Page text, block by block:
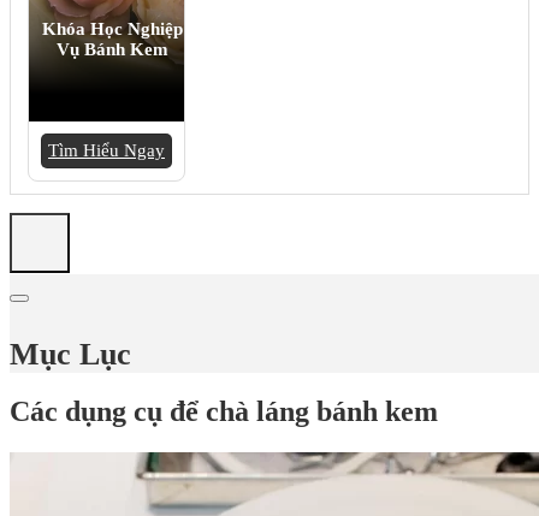
Khóa Học Nghiệp
Vụ Bánh Kem
Tìm Hiểu Ngay
Mục Lục
Các dụng cụ để chà láng bánh kem